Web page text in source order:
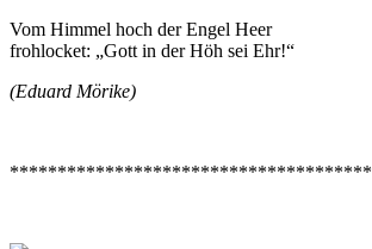
Vom Himmel hoch der Engel Heer
frohlocket: „Gott in der Höh sei Ehr!“
(Eduard Mörike)
**************************************